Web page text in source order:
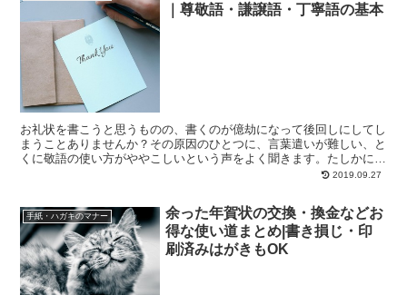
｜尊敬語・謙譲語・丁寧語の基本
お礼状を書こうと思うものの、書くのが億劫になって後回しにしてし
まうことありませんか？その原因のひとつに、言葉遣いが難しい、と
くに敬語の使い方がややこしいという声をよく聞きます。たしかに、
手紙となると普段使わない堅めの表現を使いますし、おしゃ...2019.09.27
手紙・ハガキのマナー
余った年賀状の交換・換金などお
得な使い道まとめ|書き損じ・印
刷済みはがきもOK